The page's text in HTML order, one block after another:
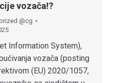
vozača!?
@cg
Information System),
vozača (posting
(EU) 2020/1057,